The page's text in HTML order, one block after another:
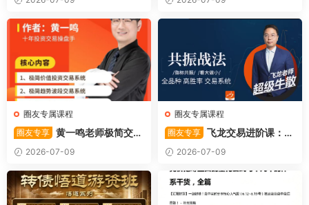
圈友专属课程
圈友专享 黄一鸣老师极简交易
系统2026-07-09
圈友专属课程
圈友专享 飞龙交易进阶课：共
振战法
2026-07-09